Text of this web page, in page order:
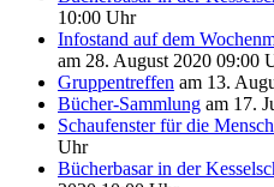
10:00 Uhr
Infostand auf dem
am 28. August 2020 09:00
Gruppentreffen am 13.
Bücher-Sammlung am 17.
Schaufenster für die
Uhr
Bücherbasar in der